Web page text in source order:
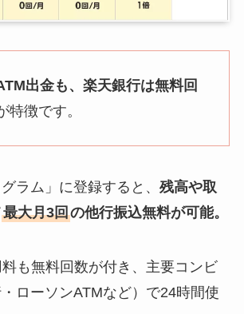
出金も、楽天銀行は無料回
特徴です。
ラム」に登録すると、 残高や取
最大月3回の他行振込無料が可能。
も無料回数が付き、主要コンビ
ローソンATMなど）で24時間使